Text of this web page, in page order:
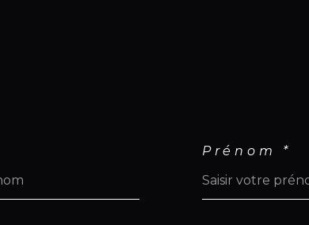
Prénom *